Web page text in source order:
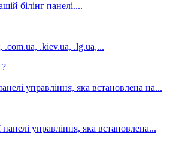
білінг панелі....
.kiev.ua, .lg.ua,...
управління, яка встановлена ​​на...
управління, яка встановлена...